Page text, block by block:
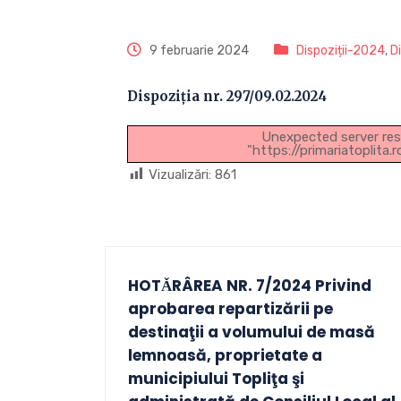
9 februarie 2024 Dispoziții-2024,
Dispoziția nr. 297/09.02.2024
Unexpected server
"https://
Vizualizări: 861
HOTǍRÂREA NR. 7/2024 Privind
aprobarea repartizării pe
destinaţii a volumului de masă
lemnoasă, proprietate a
municipiului Topliţa şi